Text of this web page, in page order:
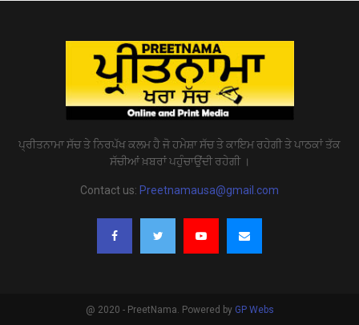
ਪ੍ਰੀਤਨਾਮਾ ਸੱਚ ਤੇ ਨਿਰਪੱਖ ਕਲਮ ਹੈ ਜੋ ਹਮੇਸ਼ਾ ਸੱਚ ਤੇ ਕਾਇਮ ਰਹੇਗੀ ਤੇ ਪਾਠਕਾਂ ਤੱਕ
ਸੱਚੀਆਂ ਖ਼ਬਰਾਂ ਪਹੁੰਚਾਉਂਦੀ ਰਹੇਗੀ ।
Contact us: Preetnamausa@gmail.com
@ 2020 - PreetNama. Powered by GP Webs